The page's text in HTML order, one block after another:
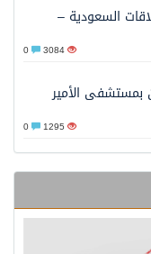
السعودية –
3084
بمستشفى الأمير
1295